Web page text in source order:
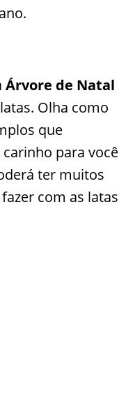
Árvore de Natal
Olha como
que
para você
ter muitos
com as latas